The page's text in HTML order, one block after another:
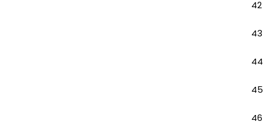
42
43
44
45
46